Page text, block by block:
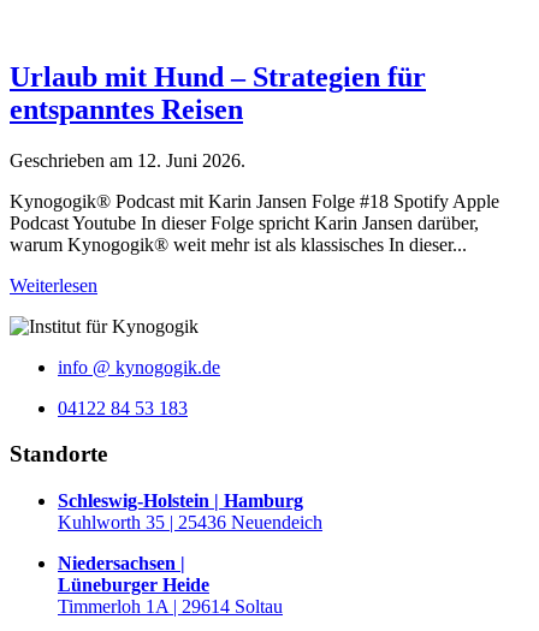
Urlaub mit Hund – Strategien für
entspanntes Reisen
Geschrieben am 12. Juni 2026.
Kynogogik® Podcast mit Karin Jansen Folge #18 Spotify Apple
Podcast Youtube In dieser Folge spricht Karin Jansen darüber,
warum Kynogogik®️ weit mehr ist als klassisches In dieser...
Weiterlesen
info @ kynogogik.de
04122 84 53 183
Standorte
Schleswig-Holstein | Hamburg
Kuhlworth 35 | 25436 Neuendeich
Niedersachsen |
Lüneburger Heide
Timmerloh 1A | 29614 Soltau